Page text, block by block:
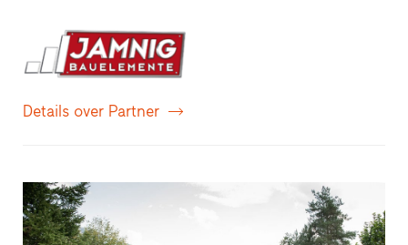
Details over Partner